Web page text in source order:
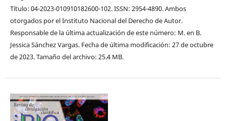
Título: 04-2023-010910182600-102. ISSN: 2954-4890. Ambos
otorgados por el Instituto Nacional del Derecho de Autor.
Responsable de la última actualización de este número: M. en B.
Jessica Sánchez Vargas. Fecha de última modificación: 27 de octubre
de 2023. Tamaño del archivo: 25.4 MB.